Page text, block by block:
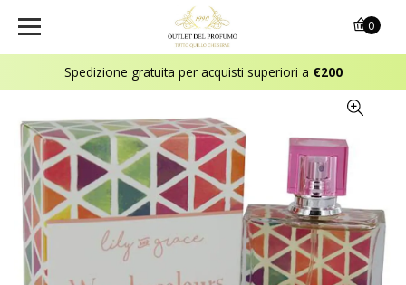
Spedizione gratuita per acquisti superiori a €200
0